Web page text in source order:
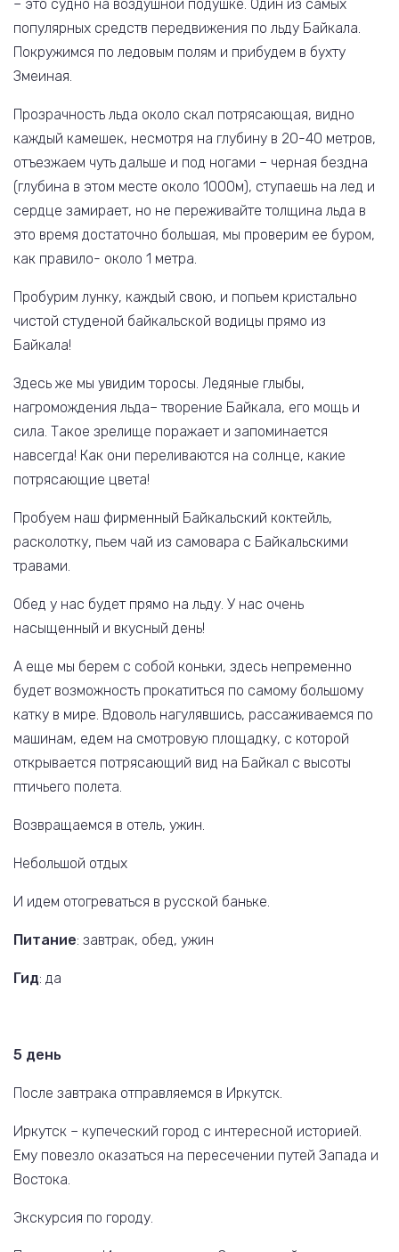
– это судно на воздушной подушке. Один из самых
популярных средств передвижения по льду Байкала.
Покружимся по ледовым полям и прибудем в бухту
Змеиная.
Прозрачность льда около скал потрясающая, видно
каждый камешек, несмотря на глубину в 20-40 метров,
отъезжаем чуть дальше и под ногами – черная бездна
(глубина в этом месте около 1000м), ступаешь на лед и
сердце замирает, но не переживайте толщина льда в
это время достаточно большая, мы проверим ее буром,
как правило- около 1 метра.
Пробурим лунку, каждый свою, и попьем кристально
чистой студеной байкальской водицы прямо из
Байкала!
Здесь же мы увидим торосы. Ледяные глыбы,
нагромождения льда– творение Байкала, его мощь и
сила. Такое зрелище поражает и запоминается
навсегда! Как они переливаются на солнце, какие
потрясающие цвета!
Пробуем наш фирменный Байкальский коктейль,
расколотку, пьем чай из самовара с Байкальскими
травами.
Обед у нас будет прямо на льду. У нас очень
насыщенный и вкусный день!
А еще мы берем с собой коньки, здесь непременно
будет возможность прокатиться по самому большому
катку в мире. Вдоволь нагулявшись, рассаживаемся по
машинам, едем на смотровую площадку, с которой
открывается потрясающий вид на Байкал с высоты
птичьего полета.
Возвращаемся в отель, ужин.
Небольшой отдых
И идем отогреваться в русской баньке.
Питание: завтрак, обед, ужин
Гид: да
5 день
После завтрака отправляемся в Иркутск.
Иркутск – купеческий город с интересной историей.
Ему повезло оказаться на пересечении путей Запада и
Востока.
Экскурсия по городу.